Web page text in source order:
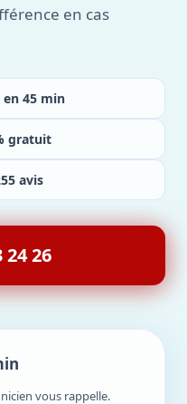
en cas
45 min
gratuit
avis
24 26
vous rappelle.